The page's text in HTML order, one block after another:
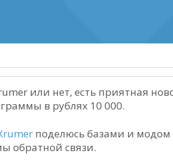
или нет, есть приятная
в рублях 10 000.
поделюсь базами и модом
обратной связи.